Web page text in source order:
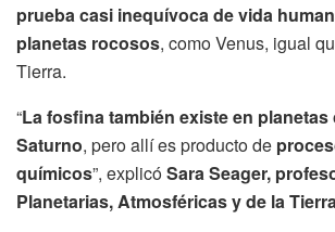
prueba casi inequívoca de vida
planetas rocosos, como Venus, igual
Tierra.
“La fosfina también existe en
Saturno, pero allí es producto de
químicos”, explicóSara Seager,
Planetarias, Atmosféricas y de la